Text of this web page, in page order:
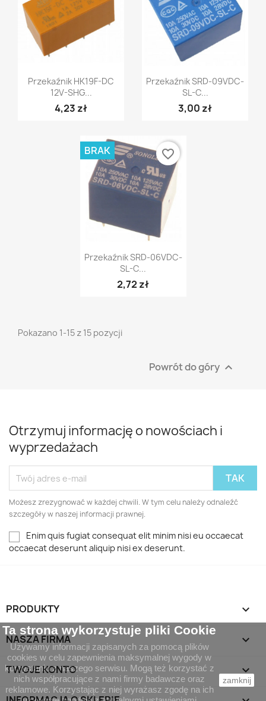
Szybki podgląd
Przekaźnik HK19F-DC
12V-SHG...
4,23 zł
Szybki podgląd
Przekaźnik SRD-09VDC-
SL-C...
3,00 zł
Szybki podgląd
Przekaźnik SRD-06VDC-
SL-C...
2,72 zł
BRAK favorite_border
Pokazano 1-15 z 15 pozycji
Powrót do góry 
Otrzymuj informację o nowościach i
wyprzedażach
Możesz zrezygnować w każdej chwili. W tym celu należy odnaleźć
szczegóły w naszej informacji prawnej.
Enim quis fugiat consequat elit minim nisi eu occaecat
occaecat deserunt aliquip nisi ex deserunt.
PRODUKTY 
NASZA FIRMA 
TWOJE KONTO 
Ta strona wykorzystuje pliki Cookie
Używamy informacji zapisanych za pomocą plików
cookies w celu zapewnienia maksymalnej wygody w
korzystaniu z naszego serwisu. Mogą też korzystać z
nich współpracujące z nami firmy badawcze oraz
reklamowe. Korzystając z niej wyrażasz zgodę na ich
zamknij